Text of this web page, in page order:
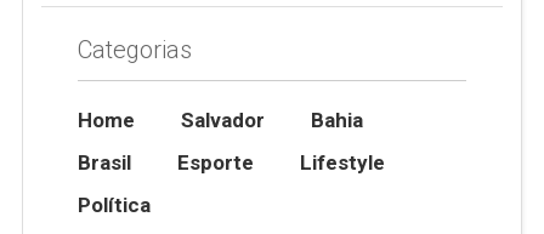
Categorias
Home Salvador
Bahia
Brasil
Esporte
Lifestyle
Política